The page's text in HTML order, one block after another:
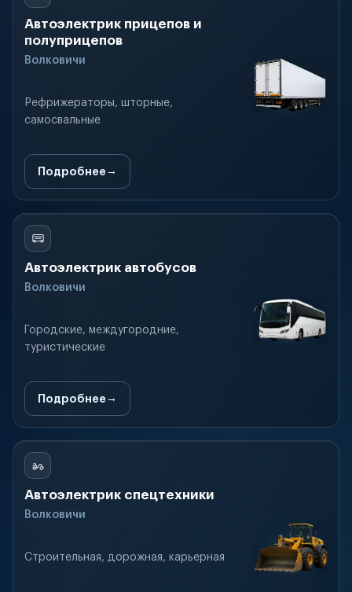
Автоэлектрик прицепов и
полуприцепов
Волковичи
Рефрижераторы, шторные,
самосвальные
Подробнее
Автоэлектрик автобусов
Волковичи
Городские, междугородние,
туристические
Подробнее
Автоэлектрик спецтехники
Волковичи
Строительная, дорожная, карьерная